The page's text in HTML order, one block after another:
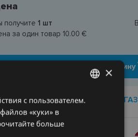
получите 1 шт
за один товар 10.00 €
Добавить в корзину
НАЛИЧИЕ ТОВАРА В
LATVIAN
×
с пользователем.
«куки» в
больше